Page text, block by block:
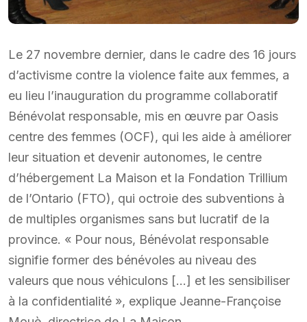
Le 27 novembre dernier, dans le cadre des 16 jours
d’activisme contre la violence faite aux femmes, a
eu lieu l’inauguration du programme collaboratif
Bénévolat responsable, mis en œuvre par Oasis
centre des femmes (OCF), qui les aide à améliorer
leur situation et devenir autonomes, le centre
d’hébergement La Maison et la Fondation Trillium
de l’Ontario (FTO), qui octroie des subventions à
de multiples organismes sans but lucratif de la
province. « Pour nous, Bénévolat responsable
signifie former des bénévoles au niveau des
valeurs que nous véhiculons […] et les sensibiliser
à la confidentialité », explique Jeanne-Françoise